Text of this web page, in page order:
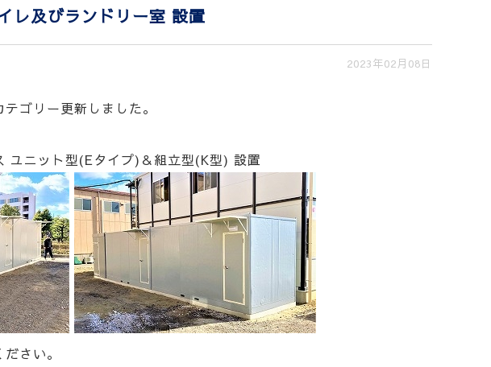
レ及びランドリー室 設置
2023年02月08日
ゴリー更新しました。
ユニット型(Eタイプ)＆組立型(K型) 設置
さい。